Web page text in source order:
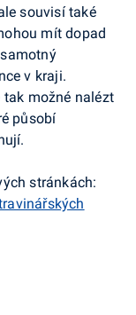
souvisí také
mít dopad
v kraji.
tak možné nalézt
působí
stránkách: